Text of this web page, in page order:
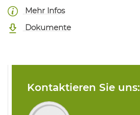
Mehr Infos
Dokumente
Kontaktieren Sie uns: